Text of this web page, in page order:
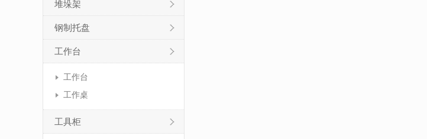
堆垛架
钢制托盘
工作台
工作台
工作桌
工具柜